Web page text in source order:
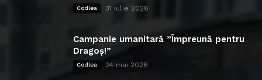
Codlea 31 iulie 2026
Campanie umanitară ”Împreună pentru
Dragoș!”
Codlea 24 mai 2026